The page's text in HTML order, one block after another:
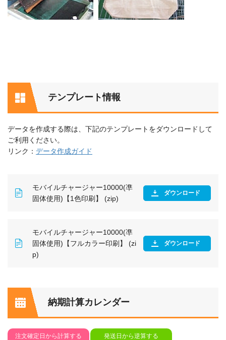
テンプレート情報
データを作成する際は、下記のテンプレートをダウンロードして
ご利用ください。
リンク： データ作成ガイド
モバイルチャージャー10000(凖
固体使用)【1色印刷】 (zip)
ダウンロード
モバイルチャージャー10000(凖
固体使用)【フルカラー印刷】 (zi
p)
ダウンロード
納期計算カレンダー
注文確定日から計算する 発送日から逆算する